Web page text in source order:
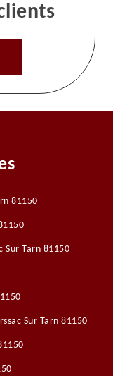
81150
Sur Tarn 81150
Sur Tarn 81150